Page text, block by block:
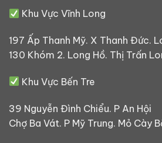
Khu Vực Vĩnh Long
197 Ấp Thanh Mỹ. X Thanh Đức.
130 Khóm 2. Long Hồ. Thị Trấn
Khu Vực Bến Tre
39 Nguyễn Đình Chiểu. P An Hội
Chợ Ba Vát. P Mỹ Trung. Mỏ Cày